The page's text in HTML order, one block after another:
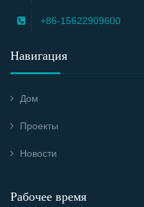
+86-15622909600
Навигация
Дом
Проекты
Новости
Рабочее время